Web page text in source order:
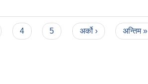
4 5 अर्को › अन्तिम »